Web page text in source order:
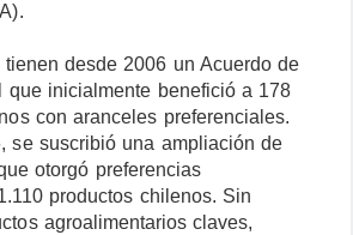
desde 2006 un Acuerdo de
que inicialmente benefició a 178
con aranceles preferenciales.
se suscribió una ampliación de
otorgó preferencias
productos chilenos. Sin
agroalimentarios claves,